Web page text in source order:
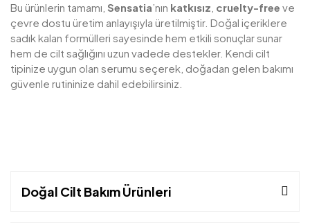
Bu ürünlerin tamamı, Sensatia’nın katkısız cruelty-free ve
çevre dostu üretim anlayışıyla üretilmiştir. Doğal içeriklere
sadık kalan formülleri sayesinde hem etkili sonuçlar sunar
hem de cilt sağlığını uzun vadede destekler. Kendi cilt
tipinize uygun olan serumu seçerek, doğadan gelen bakımı
güvenle rutininize dahil edebilirsiniz.
Doğal Cilt Bakım Ürünleri